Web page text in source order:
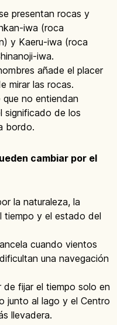
presentan rocas y
iwa (roca
y Kaeru-iwa (roca
iwa.
añade el placer
mirar las rocas.
no entiendan
significado de los
bordo.
cambiar por el
la naturaleza, la
tiempo y el estado del
cuando vientos
una navegación
de fijar el tiempo solo en
junto al lago y el Centro
llevadera.